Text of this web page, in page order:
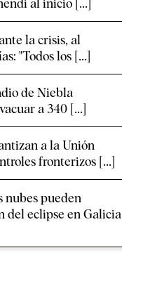
al inicio [...]
la crisis, al
"Todos los [...]
de Niebla
a 340 [...]
a la Unión
fronterizos [...]
nubes pueden
del eclipse en Galicia